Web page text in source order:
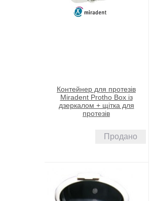
Контейнер для протезів
Miradent Protho Box із
дзеркалом + щітка для
протезів
Продано